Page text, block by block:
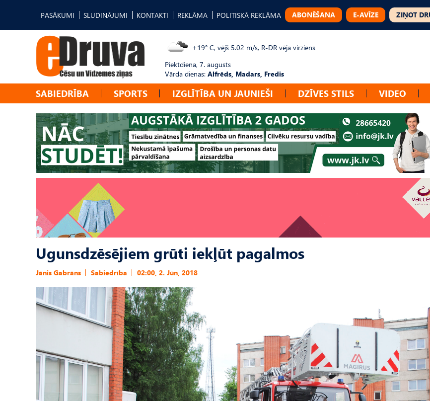
PASĀKUMI SLUDINĀJUMI KONTAKTI REKLĀMA POLITISKĀ REKLĀMA ABONĒŠANA E-AVĪZE ZIŅOT
+19° C, vējš 5.02 m/s, R-DR vēja virziens
Piektdiena, 7. augusts
Vārda dienas: Alfrēds, Madars, Fredis
SABIEDRĪBA SPORTS IZGLĪTĪBA UN JAUNIEŠI DZĪVES STILS VIDEO
Ugunsdzēsējiem grūti iekļūt pagalmos
Jānis Gabrāns Sabiedrība 02:00, 2. Jūn, 2018